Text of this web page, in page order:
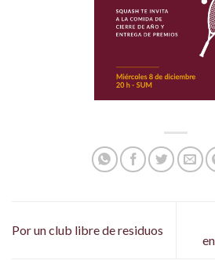
Por un club libre de residuos